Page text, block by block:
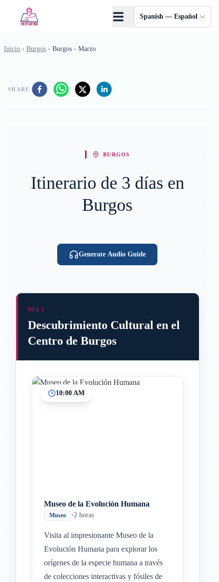
Spanish — Español
Inicio › Burgos › Burgos - Marzo
SHARE
BURGOS
Itinerario de 3 días en
Burgos
Generate Audio Guide
DÍA 1
Descubrimiento Cultural en el
Centro de Burgos
10:00 AM
Museo de la Evolución Humana
Museo •2 horas
Visita al impresionante Museo de la
Evolución Humana para explorar los
orígenes de la especie humana a través
de colecciones interactivas y fósiles de